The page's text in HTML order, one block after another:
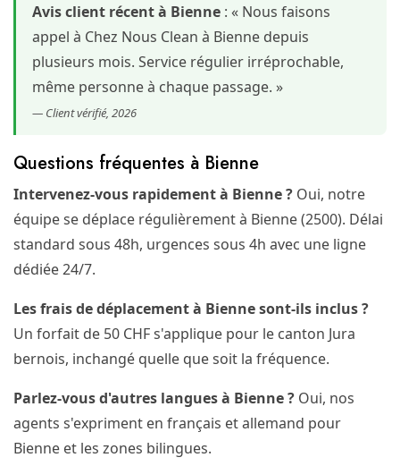
Avis client récent à Bienne : « Nous faisons
appel à Chez Nous Clean à Bienne depuis
plusieurs mois. Service régulier irréprochable,
même personne à chaque passage. »
— Client vérifié, 2026
Questions fréquentes à Bienne
Intervenez-vous rapidement à Bienne ? Oui, notre
équipe se déplace régulièrement à Bienne (2500). Délai
standard sous 48h, urgences sous 4h avec une ligne
dédiée 24/7.
Les frais de déplacement à Bienne sont-ils inclus ?
Un forfait de 50 CHF s'applique pour le canton Jura
bernois, inchangé quelle que soit la fréquence.
Parlez-vous d'autres langues à Bienne ? Oui, nos
agents s'expriment en français et allemand pour
Bienne et les zones bilingues.